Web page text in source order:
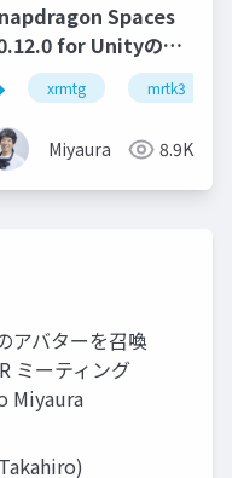
snapdragonspaces
Spaces
for Unityの調
あれも試してみて
xrmtg mrtk3
Miyaura 8.9K
バターを召喚
ミーティング
Miyaura